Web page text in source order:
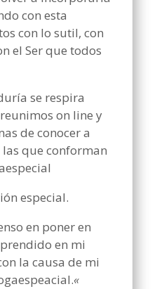
con esta
con lo sutil, con
el Ser que todos
se respira
on line y
de conocer a
que conforman
especial.
en poner en
en mi
la causa de mi
«